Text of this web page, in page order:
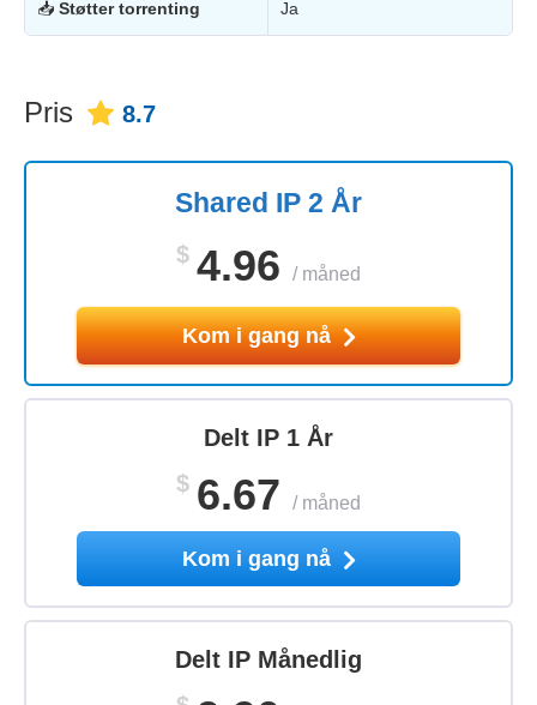
📥 Støtter torrenting Ja
Pris 8.7
Shared IP 2 År
$ 4.96 / måned
Kom i gang nå
Delt IP 1 År
$ 6.67 / måned
Kom i gang nå
Delt IP Månedlig